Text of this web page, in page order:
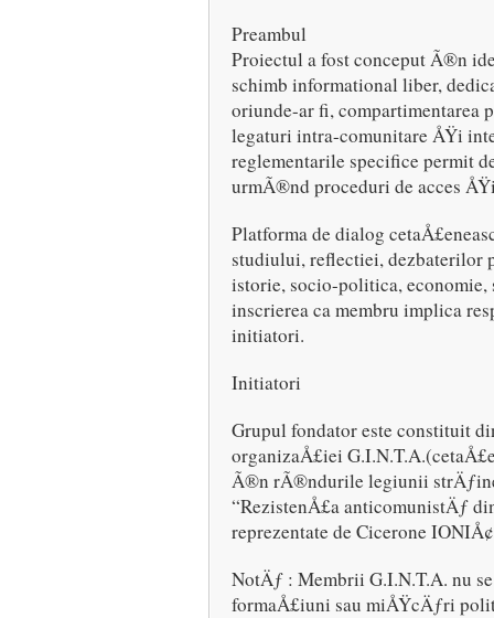
Preambul
Proiectul a fost conceput Ã®n
schimb informational liber,
oriunde-ar fi, compartimentarea
legaturi intra-comunitare ÅŸi
reglementarile specifice permit
urmÃ®nd proceduri de acces
Platforma de dialog
studiului, reflectiei, dezbaterilor
istorie, socio-politica, economie,
inscrierea ca membru implica
initiatori.
Initiatori
Grupul fondator este constituit
organizaÅ£iei
Ã®n rÃ®ndurile legiunii
“RezistenÅ£a anticomunistÄƒ
reprezentate de Cicerone
NotÄƒ : Membrii G.I.N.T.A. nu
formaÅ£iuni sau miÅŸcÄƒri